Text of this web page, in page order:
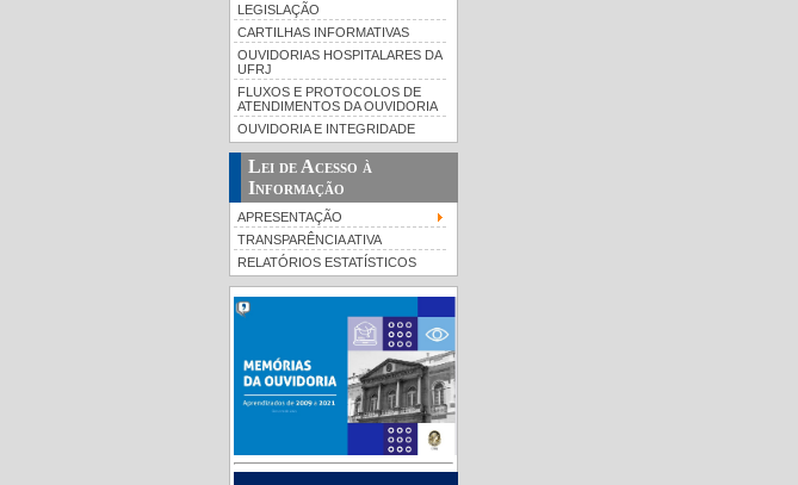
LEGISLAÇÃO
CARTILHAS INFORMATIVAS
OUVIDORIAS HOSPITALARES DA
UFRJ
FLUXOS E PROTOCOLOS DE
ATENDIMENTOS DA OUVIDORIA
OUVIDORIA E INTEGRIDADE
Lei de Acesso à
Informação
APRESENTAÇÃO
TRANSPARÊNCIA ATIVA
RELATÓRIOS ESTATÍSTICOS